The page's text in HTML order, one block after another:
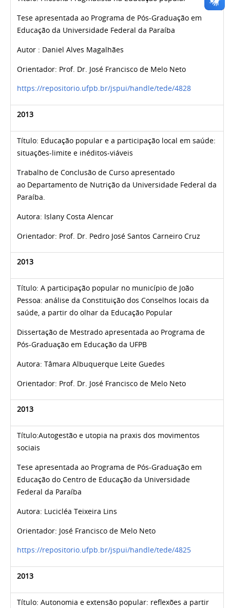
Tese apresentada ao Programa de Pós-Graduação em
Educação da Universidade Federal da Paraíba
Autor : Daniel Alves Magalhães
Orientador: Prof. Dr. José Francisco de Melo Neto
https://repositorio.ufpb.br/jspui/handle/tede/4828
2013
Título: Educação popular e a participação local em saúde:
situações-limite e inéditos-viáveis
Trabalho de Conclusão de Curso apresentado
ao Departamento de Nutrição da Universidade Federal da
Paraíba.
Autora: Islany Costa Alencar
Orientador: Prof. Dr. Pedro José Santos Carneiro Cruz
2013
Título: A participação popular no município de João
Pessoa: análise da Constituição dos Conselhos locais da
saúde, a partir do olhar da Educação Popular
Dissertação de Mestrado apresentada ao Programa de
Pós-Graduação em Educação da UFPB
Autora:Tâmara Albuquerque Leite Guedes
Orientador: Prof. Dr. José Francisco de Melo Neto
2013
Título:Autogestão e utopia na praxis dos movimentos
sociais
Tese apresentada ao Programa de Pós-Graduação em
Educação do Centro de Educação da Universidade
Federal da Paraíba
Autora: Lucicléa Teixeira Lins
Orientador: José Francisco de Melo Neto
https://repositorio.ufpb.br/jspui/handle/tede/4825
2013
Título:Autonomia e extensão popular: reflexões a partir